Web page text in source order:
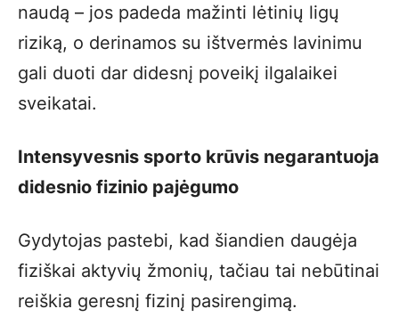
naudą – jos padeda mažinti lėtinių ligų
riziką, o derinamos su ištvermės lavinimu
gali duoti dar didesnį poveikį ilgalaikei
sveikatai.
Intensyvesnis sporto krūvis negarantuoja
didesnio fizinio pajėgumo
Gydytojas pastebi, kad šiandien daugėja
fiziškai aktyvių žmonių, tačiau tai nebūtinai
reiškia geresnį fizinį pasirengimą.